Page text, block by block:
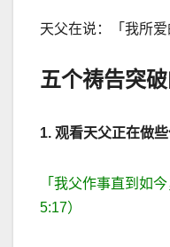
天父在说：「我所爱
五个祷告突
1. 观看天父正在做
「我父作事直到如
5:17）